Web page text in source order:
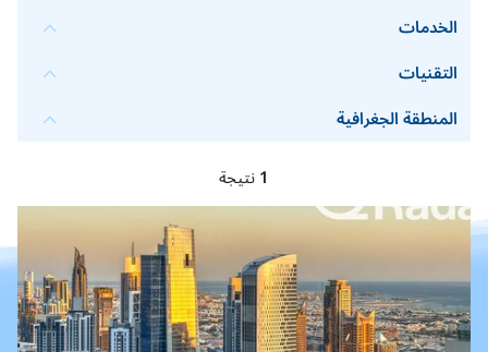
الخدمات
التقنيات
المنطقة الجغرافية
1نتيجة